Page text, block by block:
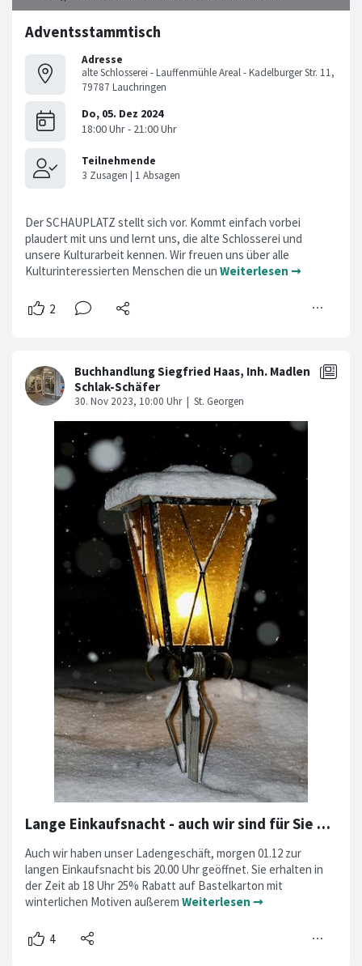
Adventsstammtisch
Adresse
alte Schlosserei - Lauffenmühle Areal - Kadelburger Str. 11,
79787 Lauchringen
Der SCHAUPLATZ stellt sich vor. Kommt einfach vorbei
plaudert mit uns und lernt uns, die alte Schlosserei und
unsere Kulturarbeit kennen. Wir freuen uns über alle
Kulturinteressierten Menschen die un Weiterlesen ➞
Lange Einkaufsnacht - auch wir sind für Sie da!
Auch wir haben unser Ladengeschäft, morgen 01.12 zur
langen Einkaufsnacht bis 20.00 Uhr geöffnet. Sie erhalten in
der Zeit ab 18 Uhr 25% Rabatt auf Bastelkarton mit
winterlichen Motiven außerem Weiterlesen ➞